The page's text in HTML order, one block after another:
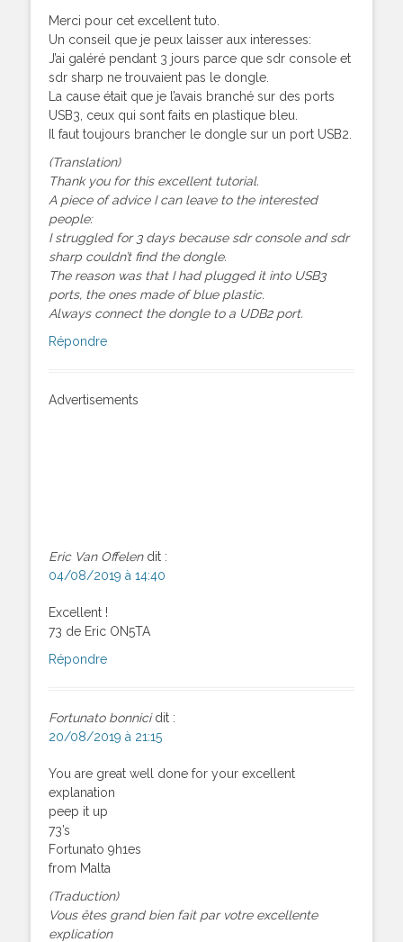
Merci pour cet excellent tuto.
Un conseil que je peux laisser aux interesses:
J’ai galéré pendant 3 jours parce que sdr console et
sdr sharp ne trouvaient pas le dongle.
La cause était que je l’avais branché sur des ports
USB3, ceux qui sont faits en plastique bleu.
Il faut toujours brancher le dongle sur un port USB2.
(Translation)
Thank you for this excellent tutorial.
A piece of advice I can leave to the interested
people:
I struggled for 3 days because sdr console and sdr
sharp couldn’t find the dongle.
The reason was that I had plugged it into USB3
ports, the ones made of blue plastic.
Always connect the dongle to a UDB2 port.
Répondre
Advertisements
Eric Van Offelen dit :
04/08/2019 à 14:40
Excellent !
73 de Eric ON5TA
Répondre
Fortunato bonnici dit :
20/08/2019 à 21:15
You are great well done for your excellent
explanation
peep it up
73’s
Fortunato 9h1es
from Malta
(Traduction)
Vous êtes grand bien fait par votre excellente
explication